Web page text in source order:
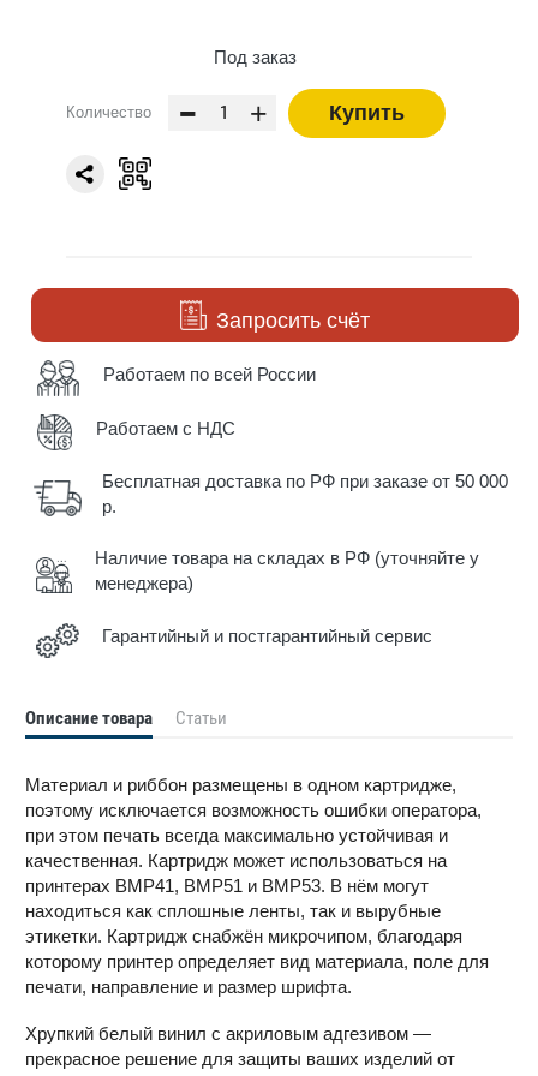
Под заказ
Количество - + Купить
Запросить счёт
Работаем по всей России
Работаем с НДС
Бесплатная доставка по РФ при заказе от 50 000
р.
Наличие товара на складах в РФ (уточняйте у
менеджера)
Гарантийный и постгарантийный сервис
Описание товара Статьи
Материал и риббон размещены в одном картридже,
поэтому исключается возможность ошибки оператора,
при этом печать всегда максимально устойчивая и
качественная. Картридж может использоваться на
принтерах BMP41, BMP51 и BMP53. В нём могут
находиться как сплошные ленты, так и вырубные
этикетки. Картридж снабжён микрочипом, благодаря
которому принтер определяет вид материала, поле для
печати, направление и размер шрифта.
Хрупкий белый винил с акриловым адгезивом —
прекрасное решение для защиты ваших изделий от